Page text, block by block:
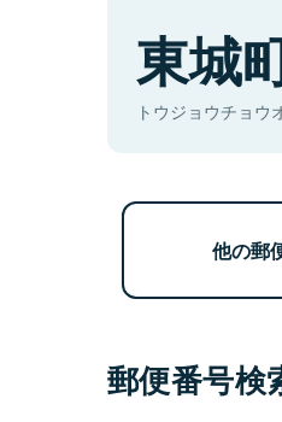
東城
トウジョウチョウ
他の郵
郵便番号検